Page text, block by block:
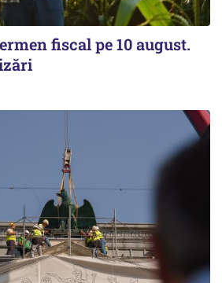
fiscal pe 10 august.